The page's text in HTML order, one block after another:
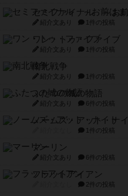
セミファイナル ～お前
紹介文あり 1件の投稿
ワン・トゥ・ファイブ
紹介文あり 1件の投稿
南北戦争
紹介文あり 1件の投稿
ふたつの城の物語
紹介文あり 6件の投稿
ノームズ・アット・ナイ
1件の投稿
マーリン
紹介文あり 6件の投稿
フラットアイアン
2件の投稿